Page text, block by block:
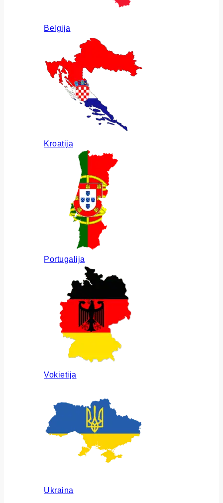
Belgija
Kroatija
Portugalija
Vokietija
Ukraina